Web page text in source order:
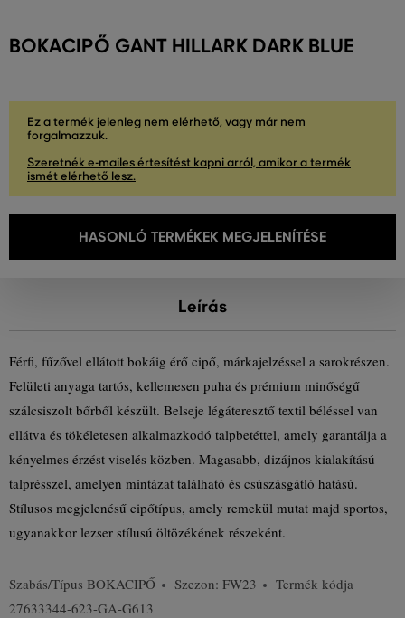
BOKACIPŐ GANT HILLARK DARK BLUE
Ez a termék jelenleg nem elérhető, vagy már nem
forgalmazzuk.
Szeretnék e-mailes értesítést kapni arról, amikor a termék
ismét elérhető lesz.
HASONLÓ TERMÉKEK MEGJELENÍTÉSE
Leírás
Férfi, fűzővel ellátott bokáig érő cipő, márkajelzéssel a sarokrészen.
Felületi anyaga tartós, kellemesen puha és prémium minőségű
szálcsiszolt bőrből készült. Belseje légáteresztő textil béléssel van
ellátva és tökéletesen alkalmazkodó talpbetéttel, amely garantálja a
kényelmes érzést viselés közben. Magasabb, dizájnos kialakítású
talprésszel, amelyen mintázat található és csúszásgátló hatású.
Stílusos megjelenésű cipőtípus, amely remekül mutat majd sportos,
ugyanakkor lezser stílusú öltözékének részeként.
Szabás/Típus BOKACIPŐ Szezon: FW23
Termék kódja
27633344-623-GA-G613